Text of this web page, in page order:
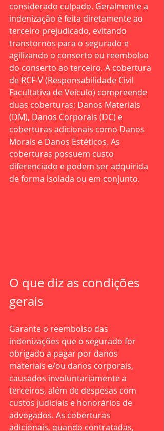
considerado culpado. Geralmente a
indenização é feita diretamente ao
terceiro prejudicado, evitando
transtornos para o segurado e
agilizando o conserto ou reembolso
do conserto ao terceiro. A cobertura
de RCF-V (Responsabilidade Civil
Facultativa de Veículo) compreende
duas coberturas: Danos Materiais
(DM), Danos Corporais (DC) e
coberturas adicionais como Danos
Morais e Danos Estéticos. As
coberturas possuem custo
diferenciado e podem ser adquirida
de forma isolada ou em conjunto.
O que diz as condições
gerais
Garante o reembolso das
indenizações que o segurado for
obrigado a pagar por danos
materiais e/ou danos corporais,
causados involuntariamente a
terceiros, além de despesas com
custos judiciais e honorários de
advogados. As coberturas
adicionais, quando contratadas,